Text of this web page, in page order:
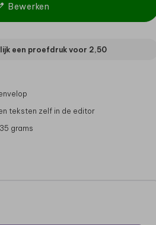
Bewerken
een proefdruk voor 2,50
teksten zelf in de editor
grams